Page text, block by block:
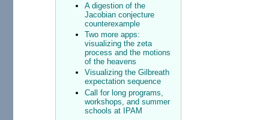
A digestion of the
Jacobian conjecture
counterexample
Two more apps:
visualizing the zeta
process and the motions
of the heavens
Visualizing the Gilbreath
expectation sequence
Call for long programs,
workshops, and summer
schools at IPAM